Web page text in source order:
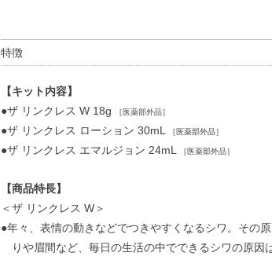
特徴
【キット内容】
●ザ リンクレス W 18g
［医薬部外品］
●ザ リンクレス ローション 30mL ［医薬部外品］
●ザ リンクレス エマルジョン 24mL ［医薬部外品］
【商品特長】
＜ザ リンクレス W＞
●年々、表情の動きなどでつきやすくなるシワ。その
りや眉間など、毎日の生活の中でできるシワの原